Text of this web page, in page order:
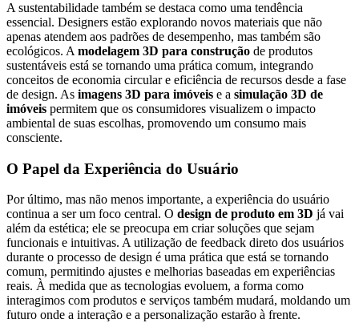
A sustentabilidade também se destaca como uma tendência
essencial. Designers estão explorando novos materiais que não
apenas atendem aos padrões de desempenho, mas também são
ecológicos. A modelagem 3D para construção de produtos
sustentáveis está se tornando uma prática comum, integrando
conceitos de economia circular e eficiência de recursos desde a fase
de design. As imagens 3D para imóveis e a simulação 3D de
imóveis permitem que os consumidores visualizem o impacto
ambiental de suas escolhas, promovendo um consumo mais
consciente.
O Papel da Experiência do Usuário
Por último, mas não menos importante, a experiência do usuário
continua a ser um foco central. O design de produto em 3D já vai
além da estética; ele se preocupa em criar soluções que sejam
funcionais e intuitivas. A utilização de feedback direto dos usuários
durante o processo de design é uma prática que está se tornando
comum, permitindo ajustes e melhorias baseadas em experiências
reais. À medida que as tecnologias evoluem, a forma como
interagimos com produtos e serviços também mudará, moldando um
futuro onde a interação e a personalização estarão à frente.